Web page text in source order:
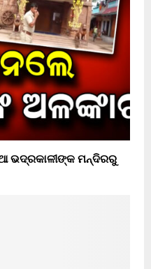
ଭଦ୍ରକାଳୀଙ୍କ ମନ୍ଦିରରୁ